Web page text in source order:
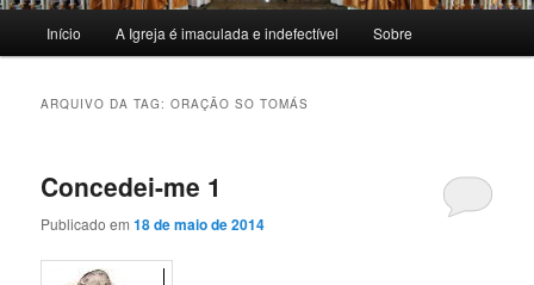
Início A Igreja é imaculada e indefectível Sobre
ARQUIVO DA TAG:ORAÇÃO SO TOMÁS
Concedei-me 1
Publicado em18 de maio de 2014